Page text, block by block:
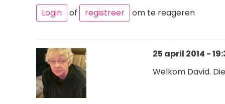
Login of registreer om te reageren
25 april 2014 -
Welkom David.